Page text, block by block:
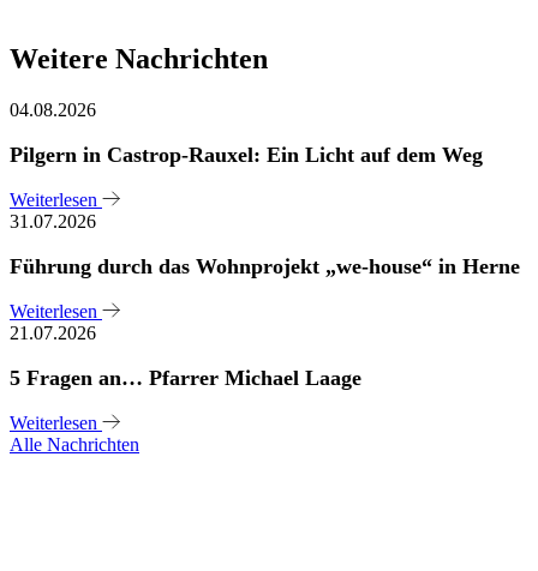
Weitere Nachrichten
04.08.2026
Pilgern in Castrop-Rauxel: Ein Licht auf dem Weg
Weiterlesen
31.07.2026
Führung durch das Wohnprojekt „we-house“ in Herne
Weiterlesen
21.07.2026
5 Fragen an… Pfarrer Michael Laage
Weiterlesen
Alle Nachrichten